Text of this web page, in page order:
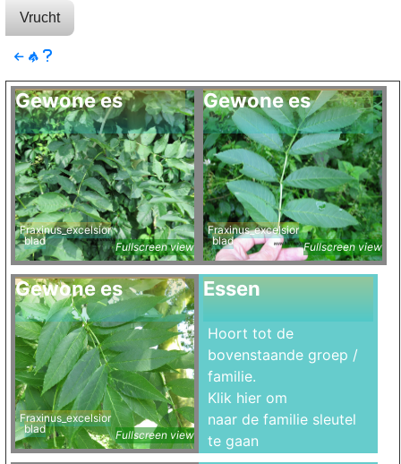
Vrucht
Gewone es
Fraxinus_excelsior
blad
Fullscreen view
Gewone es
Fraxinus_excelsior
blad
Fullscreen view
Gewone es
Fraxinus_excelsior
blad
Fullscreen view
Essen
Hoort tot de
bovenstaande groep /
familie.
Klik hier om
naar de familie sleutel
te gaan